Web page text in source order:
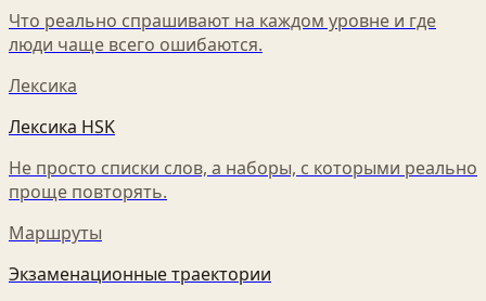
Что реально спрашивают на каждом уровне и где
люди чаще всего ошибаются.
Лексика
Лексика HSK
Не просто списки слов, а наборы, с которыми реально
проще повторять.
Маршруты
Экзаменационные траектории